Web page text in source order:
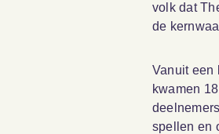
volk dat
de
Vanuit een
kwamen
spellen en